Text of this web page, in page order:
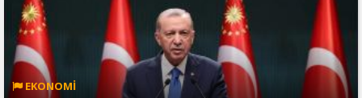
EKONOMİ